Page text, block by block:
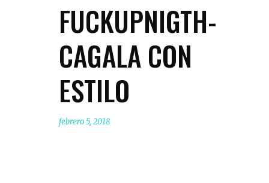
FUCKUPNIGTH-
CAGALA CON
ESTILO
febrero 5, 2018